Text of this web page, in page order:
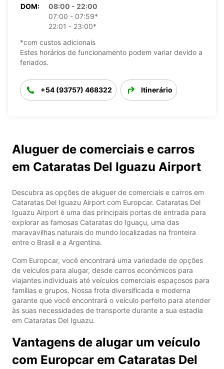
DOM:
08:00 - 22:00
07:00 - 07:59*
22:01 - 23:00*
*com custos adicionais
Estes horários de funcionamento podem variar devido a
feriados.
+54 (93757) 468322 Itinerário
Aluguer de comerciais e carros
em Cataratas Del Iguazu Airport
Descubra as opções de aluguer de comerciais e carros em
Cataratas Del Iguazu Airport com Europcar. Cataratas Del
Iguazu Airport é uma das principais portas de entrada para
explorar as famosas Cataratas do Iguaçu, uma das
maravavilhas naturais do mundo localizadas na fronteira
entre o Brasil e a Argentina.
Com Europcar, você encontrará uma variedade de opções
de veículos para alugar, desde carros económicos para
viajantes individuais até veículos comerciais espaçosos para
famílias e grupos. Nossa frota diversificada e moderna
garante que você encontrará o veículo perfeito para atender
às suas necessidades de transporte durante a sua estadia
em Cataratas Del Iguazu.
Vantagens de alugar um veículo
com Europcar em Cataratas Del